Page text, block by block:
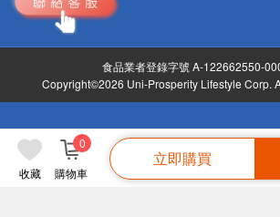
收藏 購物車
0
立即購買
食品業者登錄字號 A-122662550-
Copyright©2026 Uni-Prosperity Lifestyle Corp.